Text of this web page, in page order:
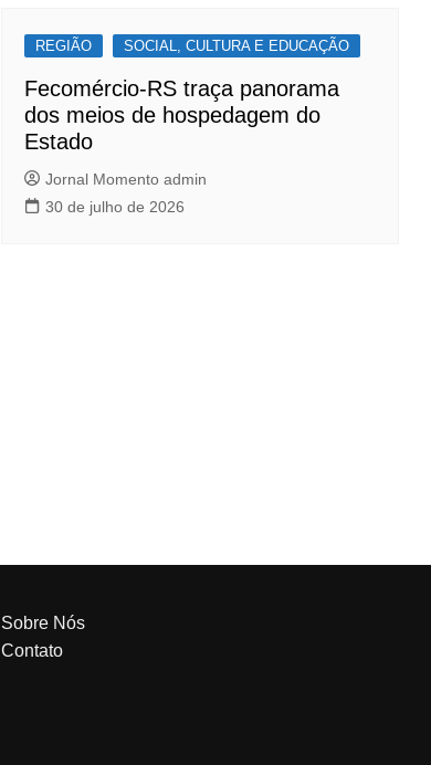
REGIÃO SOCIAL, CULTURA E EDUCAÇÃO
Fecomércio-RS traça panorama
dos meios de hospedagem do
Estado
Jornal Momento admin
30 de julho de 2026
Sobre Nós
Contato